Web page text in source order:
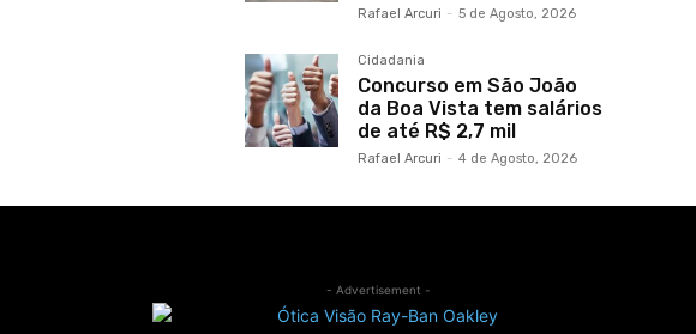
Rafael Arcuri - 5 de Agosto, 2026
Cidadania
Concurso em São João
da Boa Vista tem salários
de até R$ 2,7 mil
Rafael Arcuri - 4 de Agosto, 2026
- Advertisement -